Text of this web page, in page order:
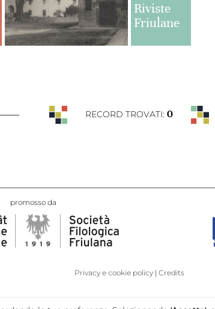
Riviste
Friulane
RECORD TROVATI: 0
promosso da
Privacy e cookie policy Credits